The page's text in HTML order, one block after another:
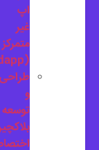
اپ
غیر
متمرکز
طراحی
توسعه
بلاکچین